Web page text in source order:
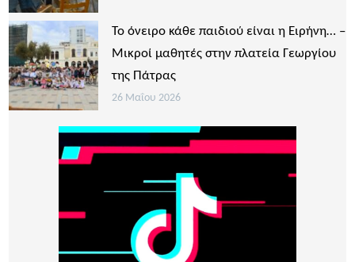
Το όνειρο κάθε παιδιού είναι η Ειρήνη… –
Μικροί μαθητές στην πλατεία Γεωργίου
της Πάτρας
26 Μαΐου 2026